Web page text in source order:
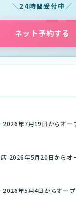
24時間受付中
ネット予約する
2026年7月19日からオー
2026年5月20日からオ
2026年5月4日からオープ